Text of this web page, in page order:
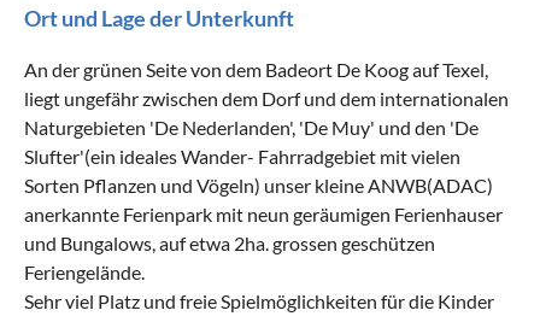
Ort und Lage der Unterkunft
An der grünen Seite von dem Badeort De Koog auf Texel,
liegt ungefähr zwischen dem Dorf und dem internationalen
Naturgebieten 'De Nederlanden', 'De Muy' und den 'De
Slufter'(ein ideales Wander- Fahrradgebiet mit vielen
Sorten Pflanzen und Vögeln) unser kleine ANWB(ADAC)
anerkannte Ferienpark mit neun geräumigen Ferienhauser
und Bungalows, auf etwa 2ha. grossen geschützen
Feriengelände.
Sehr viel Platz und freie Spielmöglichkeiten für die Kinder